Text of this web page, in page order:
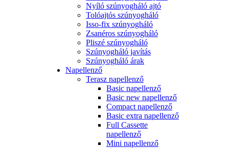
Nyíló szúnyogháló ajtó
Tolóajtós szúnyogháló
Isso-fix szúnyogháló
Zsanéros szúnyogháló
Pliszé szúnyogháló
Szúnyogháló javítás
Szúnyogháló árak
Napellenző
Terasz napellenző
Basic napellenző
Basic new napellenző
Compact napellenző
Basic extra napellenző
Full Cassette
napellenző
Mini napellenző